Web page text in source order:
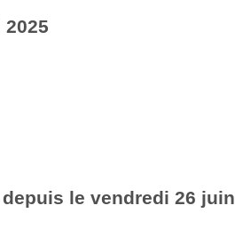
depuis le vendredi 26 juin